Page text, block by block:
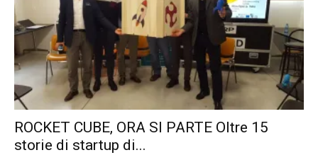
ROCKET CUBE, ORA SI PARTE Oltre 15
storie di startup di...